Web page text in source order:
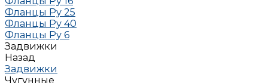
Фланцы Ру 25
Фланцы Ру 40
Фланцы Ру 6
Задвижки
Назад
Задвижки
Чугунные